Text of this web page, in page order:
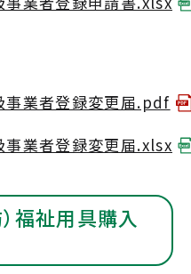
事業者登録変更届.pdf
業者登録変更届.xlsx
福祉用具購入